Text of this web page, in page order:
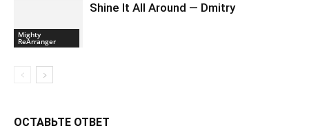
Mighty
ReArranger
Shine It All Around — Dmitry
ОСТАВЬТЕ ОТВЕТ